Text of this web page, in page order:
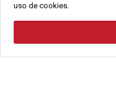
Alameda César
Jurerê, - Florianópolis
2021 Copyright - Gralha
CNPJ:
uso de cookies.